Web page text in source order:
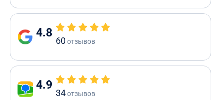
4.8
60отзывов
4.9
34отзывов